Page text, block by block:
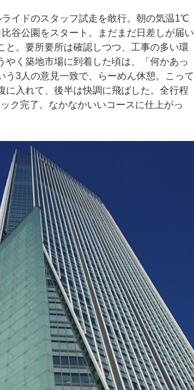
イドのスタッフ試走を敢行。朝の気温1℃
谷公園をスタート。まだまだ日差しが届い
と。要所要所は確認しつつ、工事の多い環
やく築地市場に到着した頃は、「何かあっ
う3人の意見一致で、らーめん休憩。こって
に入れて、後半は快調に飛ばした。全行程
ク完了。なかなかいいコースに仕上がっ